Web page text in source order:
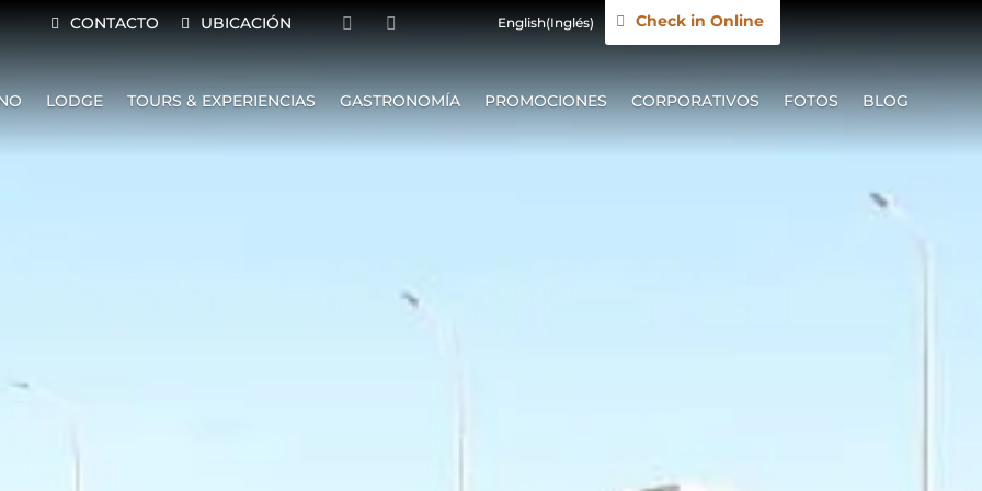
CONTACTO UBICACIÓN English(Inglés) Check in Online
LODGE TOURS & EXPERIENCIAS GASTRONOMÍA PROMOCIONES CORPORATIVOS FOTOS BLOG